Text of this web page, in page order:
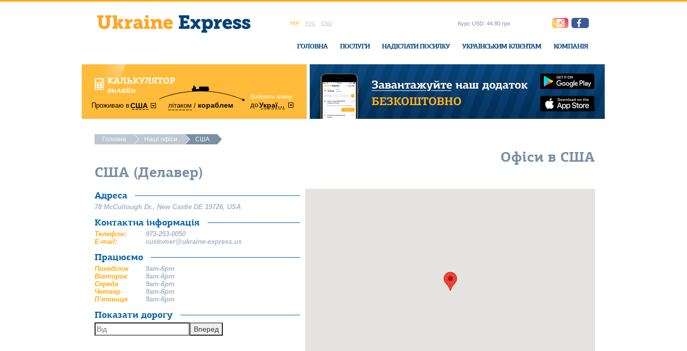
УКР РУС ENG
ГОЛОВНА ПОСЛУГИ НАДІСЛАТИ ПОСИЛКУ УКРАЇНСЬКИМ КЛІЄНТАМ КОМПАНІЯ
Курс USD: 44.80 грн
КАЛЬКУЛЯТОР
онлайн
Проживаю вСША літаком кораблем
Виберіть країну:
доУкраїни
область:
Вінницька в офісі Ukraine-Express
Головна Наші офіси США
Офіси в США
США (Делавер)
Адреса
78 McCullough Dr., New Castle DE 19726, USA
Контактна інформація
Телефон:
973-253-0050
E-mail:
customer@ukraine-express.us
Працюємо
Понеділок
9am-6pm
Вівторок
9am-6pm
Середа
9am-6pm
Четвер
9am-6pm
П’ятниця
9am-6pm
Показати дорогу
Вперед